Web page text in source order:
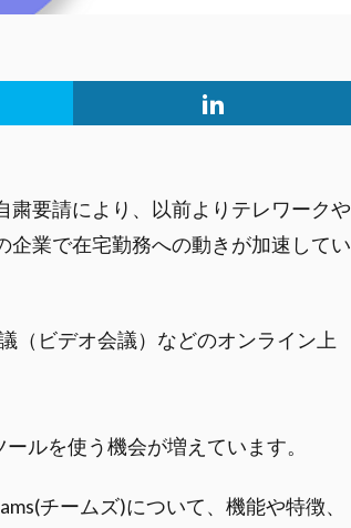
要請により、以前よりテレワークや
企業で在宅勤務への動きが加速してい
（ビデオ会議）などのオンライン上
ルを使う機会が増えています。
チームズ)について、機能や特徴、